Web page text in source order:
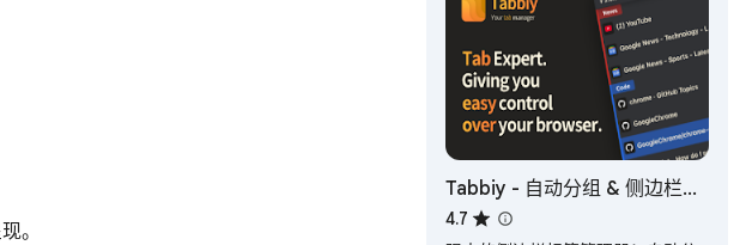
Tabbiy - 自动分组 & 侧边栏标
签管理
4.7